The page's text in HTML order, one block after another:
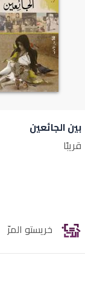
بين الجائعين
قريبًا
خريستو المرّ